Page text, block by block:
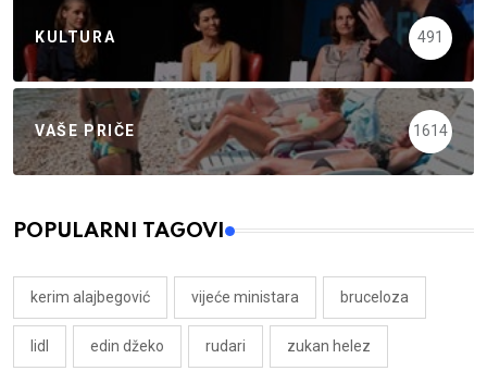
KULTURA 491
VAŠE PRIČE 1614
POPULARNI TAGOVI
kerim alajbegović vijeće ministara bruceloza
lidl edin džeko rudari zukan helez